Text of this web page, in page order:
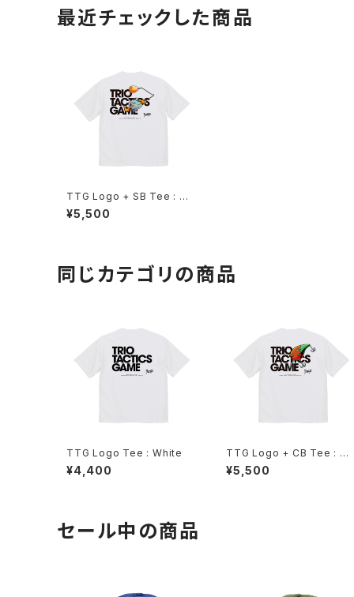
最近チェックした商品
TTG Logo + SB Tee : Wh
ite
¥5,500
同じカテゴリの商品
TTG Logo Tee : White
¥4,400
TTG Logo + CB Tee :
ite
¥5,500
セール中の商品